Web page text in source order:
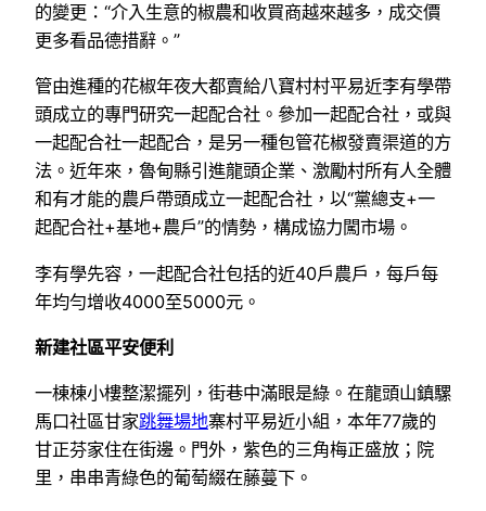
的變更：“介入生意的椒農和收買商越來越多，成交價
更多看品德措辭。”
管由進種的花椒年夜大都賣給八寶村村平易近李有學帶
頭成立的專門研究一起配合社。參加一起配合社，或與
一起配合社一起配合，是另一種包管花椒發賣渠道的方
法。近年來，魯甸縣引進龍頭企業、激勵村所有人全體
和有才能的農戶帶頭成立一起配合社，以“黨總支+一
起配合社+基地+農戶”的情勢，構成協力闖市場。
李有學先容，一起配合社包括的近40戶農戶，每戶每
年均勻增收4000至5000元。
新建社區平安便利
一棟棟小樓整潔擺列，街巷中滿眼是綠。在龍頭山鎮騾
馬口社區甘家跳舞場地寨村平易近小組，本年77歲的
甘正芬家住在街邊。門外，紫色的三角梅正盛放；院
里，串串青綠色的葡萄綴在藤蔓下。